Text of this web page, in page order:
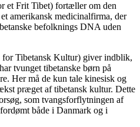
et Frit Tibet) fortæller om den
amerikansk medicinalfirma, der
befolknings DNA uden
for Tibetansk Kultur) giver indblik,
tvunget tibetanske børn på
Her må de kun tale kinesisk og
præget af tibetansk kultur. Dette
som tvangsforflytningen af
både i Danmark og i